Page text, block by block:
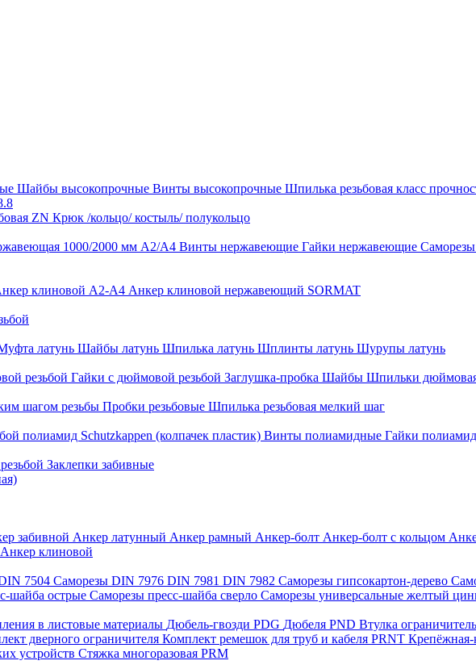
Шайбы высокопрочные Винты высокопрочные Шпилька резьбовая класс
ZN Крюк /кольцо/ костыль/ полукольцо
1000/2000 мм А2/А4 Винты нержавеющие Гайки нержавеющие
клиновой A2-A4 Анкер клиновой нержавеющий SORMAT
латунь Шайбы латунь Шпилька латунь Шплинты латунь Шурупы латунь
резьбой Гайки с дюймовой резьбой Заглушка-пробка Шайбы Шпильки дюймовая
шагом резьбы Пробки резьбовые Шпилька резьбовая мелкий шаг
полиамид Schutzkappen (колпачек пластик) Винты полиамидные Гайки
Заклепки забивные
забивной Анкер латунный Анкер рамный Анкер-болт Анкер-болт с кольцом
Анкер клиновой
7504 Саморезы DIN 7976 DIN 7981 DIN 7982 Саморезы гипсокартон-дерево
шайба острые Саморезы пресс-шайба сверло Саморезы универсальные желтый
в листовые материалы Дюбель-гвозди PDG Дюбеля PND Втулка
дверного ограничителя Комплект ремешок для труб и кабеля PRNT Крепёжная-
устройств Стяжка многоразовая PRM